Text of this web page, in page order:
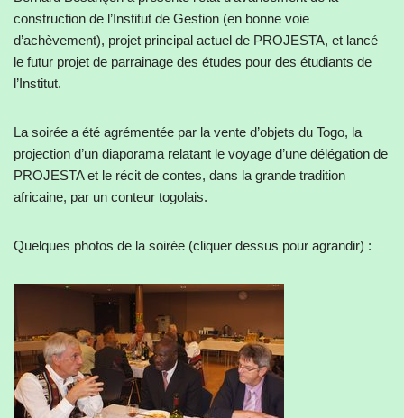
construction de l’Institut de Gestion (en bonne voie
d’achèvement), projet principal actuel de PROJESTA, et lancé
le futur projet de parrainage des études pour des étudiants de
l’Institut.
La soirée a été agrémentée par la vente d’objets du Togo, la
projection d’un diaporama relatant le voyage d’une délégation de
PROJESTA et le récit de contes, dans la grande tradition
africaine, par un conteur togolais.
Quelques photos de la soirée (cliquer dessus pour agrandir) :